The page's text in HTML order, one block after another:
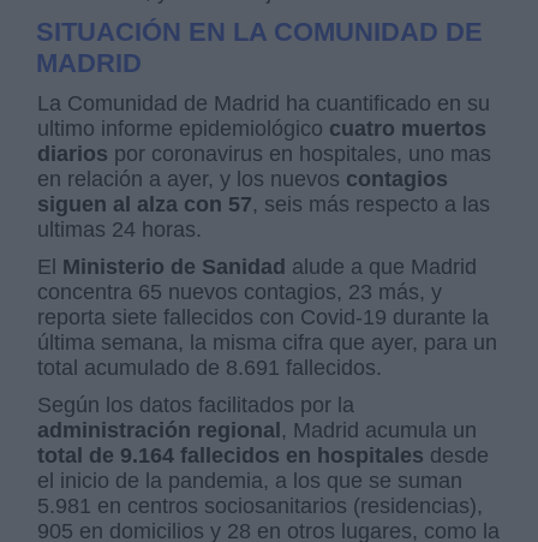
SITUACIÓN EN LA COMUNIDAD DE
MADRID
La Comunidad de Madrid ha cuantificado en su
ultimo informe epidemiológico cuatro muertos
diarios por coronavirus en hospitales, uno mas
en relación a ayer, y los nuevos contagios
siguen al alza con 57, seis más respecto a las
ultimas 24 horas.
El Ministerio de Sanidad alude a que Madrid
concentra 65 nuevos contagios, 23 más, y
reporta siete fallecidos con Covid-19 durante la
última semana, la misma cifra que ayer, para un
total acumulado de 8.691 fallecidos.
Según los datos facilitados por la
administración regional , Madrid acumula un
total de 9.164 fallecidos en hospitales desde
el inicio de la pandemia, a los que se suman
5.981 en centros sociosanitarios (residencias),
905 en domicilios y 28 en otros lugares, como la